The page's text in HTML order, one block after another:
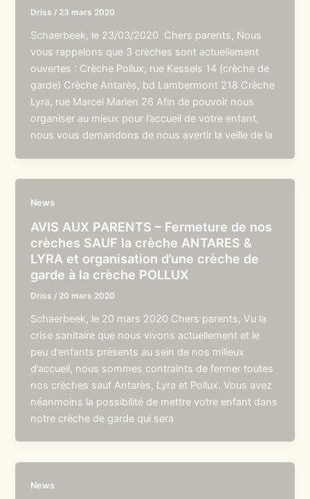
Driss / 23 mars 2020
Schaerbeek, le 23/03/2020 Chers parents, Nous
vous rappelons que 3 crèches sont actuellement
ouvertes : Crèche Pollux, rue Kessels 14 (crèche de
garde) Crèche Antarès, bd Lambermont 218 Crèche
Lyra, rue Marcel Marien 26 Afin de pouvoir nous
organiser au mieux pour l’accueil de votre enfant,
nous vous demandons de nous avertir la veille de la
News
AVIS AUX PARENTS – Fermeture de nos
crèches SAUF la crèche ANTARES &
LYRA et organisation d’une crèche de
garde à la crèche POLLUX
Driss / 20 mars 2020
Schaerbeek, le 20 mars 2020 Chers parents, Vu la
crise sanitaire que nous vivons actuellement et le
peu d’enfants présents au sein de nos milieux
d’accueil, nous sommes contraints de fermer toutes
nos crèches sauf Antarès, Lyra et Pollux. Vous avez
néanmoins la possibilité de mettre votre enfant dans
notre crèche de garde qui sera
News